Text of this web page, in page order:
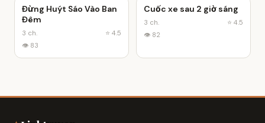
✓ Hoàn thành
Đừng Huýt Sáo Vào Ban
Đêm
3 ch. ⭐ 4.5
👁 83
✓ Hoàn thành
Cuốc xe sau 2 giờ sáng
3 ch. ⭐ 4.5
👁 82